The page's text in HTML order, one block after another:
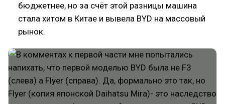
бюджетнее, но за счёт этой разницы машина
стала хитом в Китае и вывела BYD на массовый
рынок.